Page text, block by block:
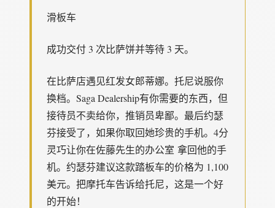
滑板车
成功交付 3 次比萨饼并等待 3 天。
在比萨店遇见红发女郎蒂娜。托尼说服你
换档。Saga Dealership有你需要的东西，但
接待员不卖给你，推销员卑鄙。最后约瑟
芬接受了，如果你取回她珍贵的手机。4分
灵巧让你在佐藤先生的办公室 拿回他的手
机。约瑟芬建议这款踏板车的价格为 1,100
美元。把摩托车告诉给托尼，这是一个好
的开始！